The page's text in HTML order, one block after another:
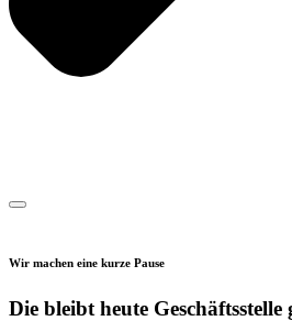
Wir machen eine kurze Pause
Die bleibt heute Geschäftsstelle